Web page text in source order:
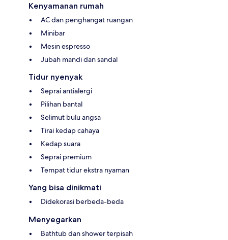
Kenyamanan rumah
AC dan penghangat ruangan
Minibar
Mesin espresso
Jubah mandi dan sandal
Tidur nyenyak
Seprai antialergi
Pilihan bantal
Selimut bulu angsa
Tirai kedap cahaya
Kedap suara
Seprai premium
Tempat tidur ekstra nyaman
Yang bisa dinikmati
Didekorasi berbeda-beda
Menyegarkan
Bathtub dan shower terpisah